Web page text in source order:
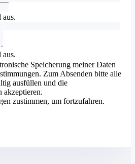
aus.
aus.
Speicherung meiner Daten
Zum Absenden bitte alle
ausfüllen und die
akzeptieren.
zustimmen, um fortzufahren.